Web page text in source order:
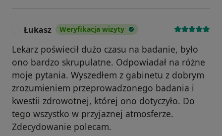
Łukasz Weryfikacja wizyty
Lekarz poświecił dużo czasu na badanie, było
ono bardzo skrupulatne. Odpowiadał na różne
moje pytania. Wyszedłem z gabinetu z dobrym
zrozumieniem przeprowadzonego badania i
kwestii zdrowotnej, której ono dotyczyło. Do
tego wszystko w przyjaznej atmosferze.
Zdecydowanie polecam.